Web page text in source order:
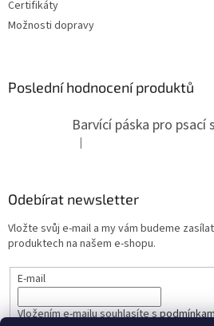
Certifikáty
Možnosti dopravy
Poslední hodnocení produktů
Hodnocení produktu je 5 z 5
|
Odebírat newsletter
Vložte svůj e-mail a my vám budeme
produktech na našem e-shopu.
E-mail
Vložením e-mailu souhlasíte s